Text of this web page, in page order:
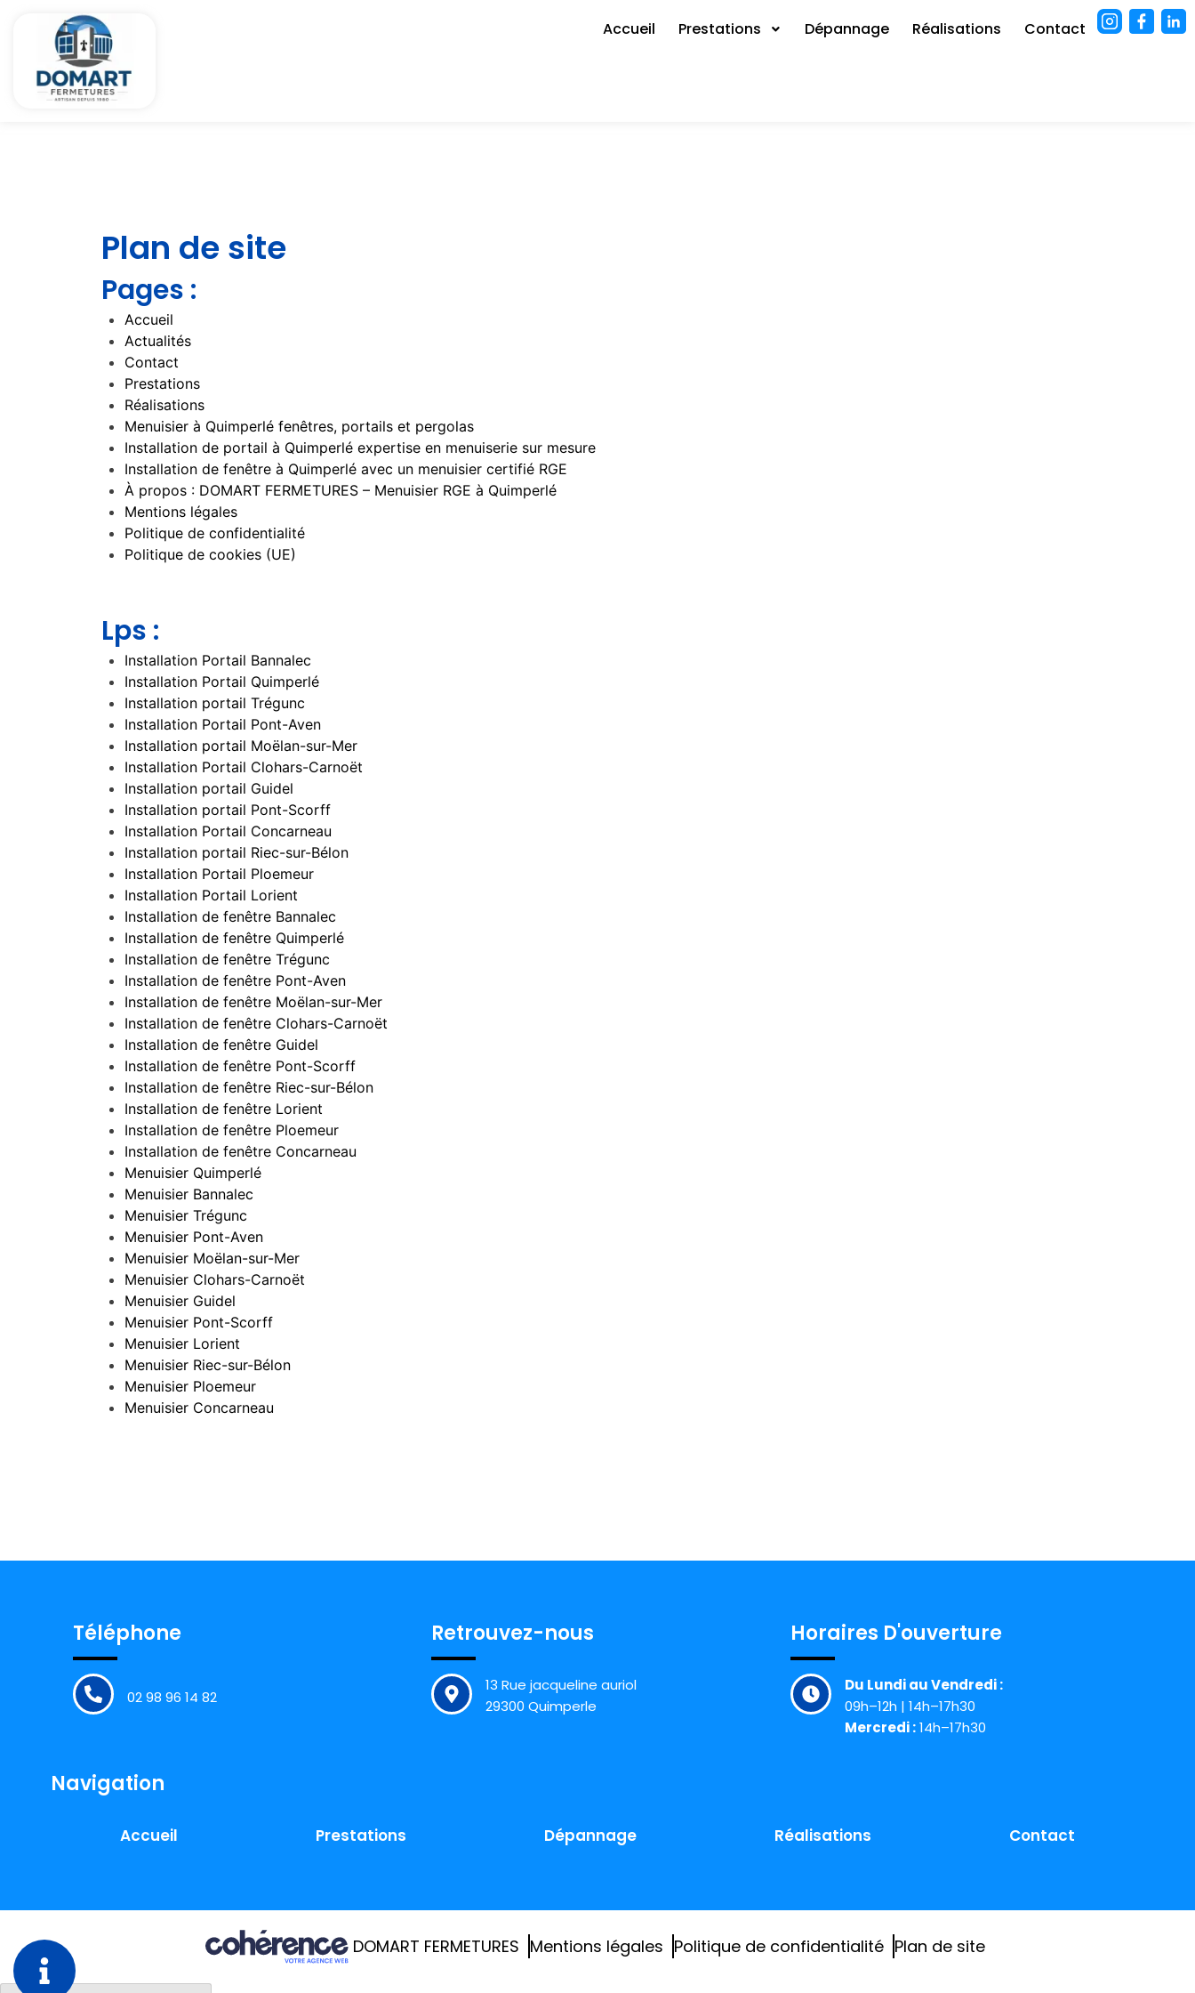
Accueil Prestations Dépannage Réalisations Contact
Plan de site
Pages :
Accueil
Actualités
Contact
Prestations
Réalisations
Menuisier à Quimperlé fenêtres, portails et pergolas
Installation de portail à Quimperlé expertise en menuiserie sur mesure
Installation de fenêtre à Quimperlé avec un menuisier certifié RGE
À propos : DOMART FERMETURES – Menuisier RGE à Quimperlé
Mentions légales
Politique de confidentialité
Politique de cookies (UE)
Lps :
Installation Portail Bannalec
Installation Portail Quimperlé
Installation portail Trégunc
Installation Portail Pont-Aven
Installation portail Moëlan-sur-Mer
Installation Portail Clohars-Carnoët
Installation portail Guidel
Installation portail Pont-Scorff
Installation Portail Concarneau
Installation portail Riec-sur-Bélon
Installation Portail Ploemeur
Installation Portail Lorient
Installation de fenêtre Bannalec
Installation de fenêtre Quimperlé
Installation de fenêtre Trégunc
Installation de fenêtre Pont-Aven
Installation de fenêtre Moëlan-sur-Mer
Installation de fenêtre Clohars-Carnoët
Installation de fenêtre Guidel
Installation de fenêtre Pont-Scorff
Installation de fenêtre Riec-sur-Bélon
Installation de fenêtre Lorient
Installation de fenêtre Ploemeur
Installation de fenêtre Concarneau
Menuisier Quimperlé
Menuisier Bannalec
Menuisier Trégunc
Menuisier Pont-Aven
Menuisier Moëlan-sur-Mer
Menuisier Clohars-Carnoët
Menuisier Guidel
Menuisier Pont-Scorff
Menuisier Lorient
Menuisier Riec-sur-Bélon
Menuisier Ploemeur
Menuisier Concarneau
Téléphone
02 98 96 14 82
Retrouvez-nous
13 Rue jacqueline auriol
29300 Quimperle
Horaires D'ouverture
Du Lundi au Vendredi :
09h–12h | 14h–17h30
Mercredi :14h–17h30
Navigation
Accueil Prestations Dépannage Réalisations Contact
DOMART FERMETURES Mentions légales Politique de confidentialité Plan de site